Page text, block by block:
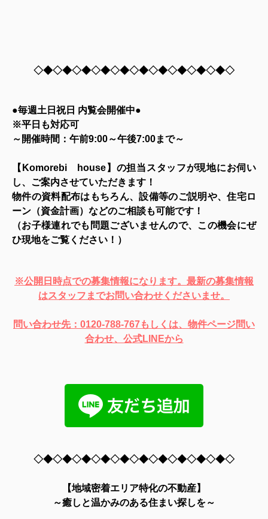
◇◆◇◆◇◆◇◆◇◆◇◆◇◆◇◆◇◆◇◆◇
●毎週土日祝日 内覧会開催中●
※平日も対応可
～開催時間：午前9:00～午後7:00まで～
【Komorebi house】の担当スタッフが現地にお伺い
し、ご案内させていただきます！
物件の資料配布はもちろん、設備等のご説明や、住宅ロ
ーン（資金計画）などのご相談も可能です！
（お子様連れでも問題ございませんので、この機会にぜ
ひ現地をご覧ください！）
※公開日時点での募集情報になります。最新の募集情報
はスタッフまでお問い合わせくださいませ。
問い合わせ先：0120-788-767もしくは、物件ページ問い
合わせ、公式LINEから
◇◆◇◆◇◆◇◆◇◆◇◆◇◆◇◆◇◆◇◆◇
【地域密着エリア特化の不動産】
～癒しと温かみのある住まい探しを～